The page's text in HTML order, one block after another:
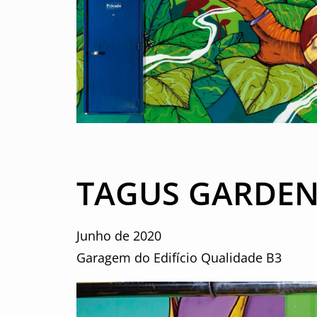
TAGUS
Junho de 2020
Garagem do Edifício Qualidade B3